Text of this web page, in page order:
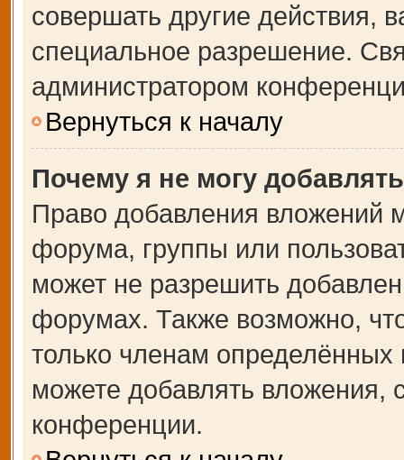
совершать другие действия,
специальное разрешение.
администратором
Вернуться к началу
Почему я не могу
Право добавления вложений
форума, группы или
может не разрешить
форумах. Также возможно,
только членам
можете добавлять вложения,
конференции.